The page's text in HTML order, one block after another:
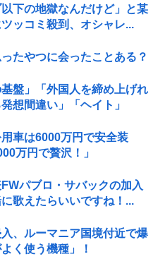
下の地獄なんだけど」と某
ッコミ殺到、オシャレ...
たやつに会ったことある？
盤」「外国人を締め上げれ
想間違い」「ヘイト」
車は6000万円で安全装
万円で贅沢！」
パブロ・サバックの加入
歌えたらいいですね！...
、ルーマニア国境付近で爆
く使う機種」！